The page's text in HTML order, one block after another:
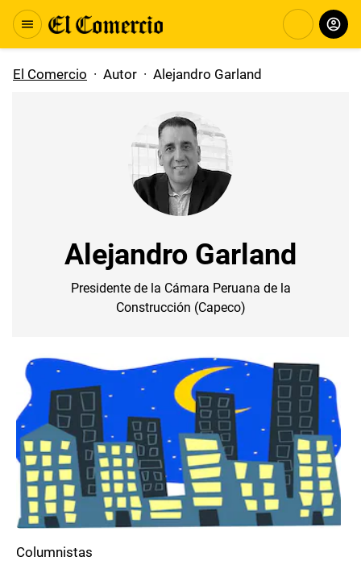
El Comercio · Autor · Alejandro Garland
Alejandro Garland
Presidente de la Cámara Peruana de la
Construcción (Capeco)
Columnistas